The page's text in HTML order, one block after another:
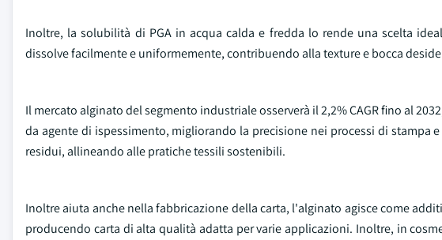
Inoltre, la solubilità di PGA in acqua calda e fredda lo rende una scelta
dissolve facilmente e uniformemente, contribuendo alla texture e bocca
Il mercato alginato del segmento industriale osserverà il 2,2% CAGR fino al
da agente di ispessimento, migliorando la precisione nei processi di
residui, allineando alle pratiche tessili sostenibili.
Inoltre aiuta anche nella fabbricazione della carta, l'alginato agisce come
producendo carta di alta qualità adatta per varie applicazioni. Inoltre, in